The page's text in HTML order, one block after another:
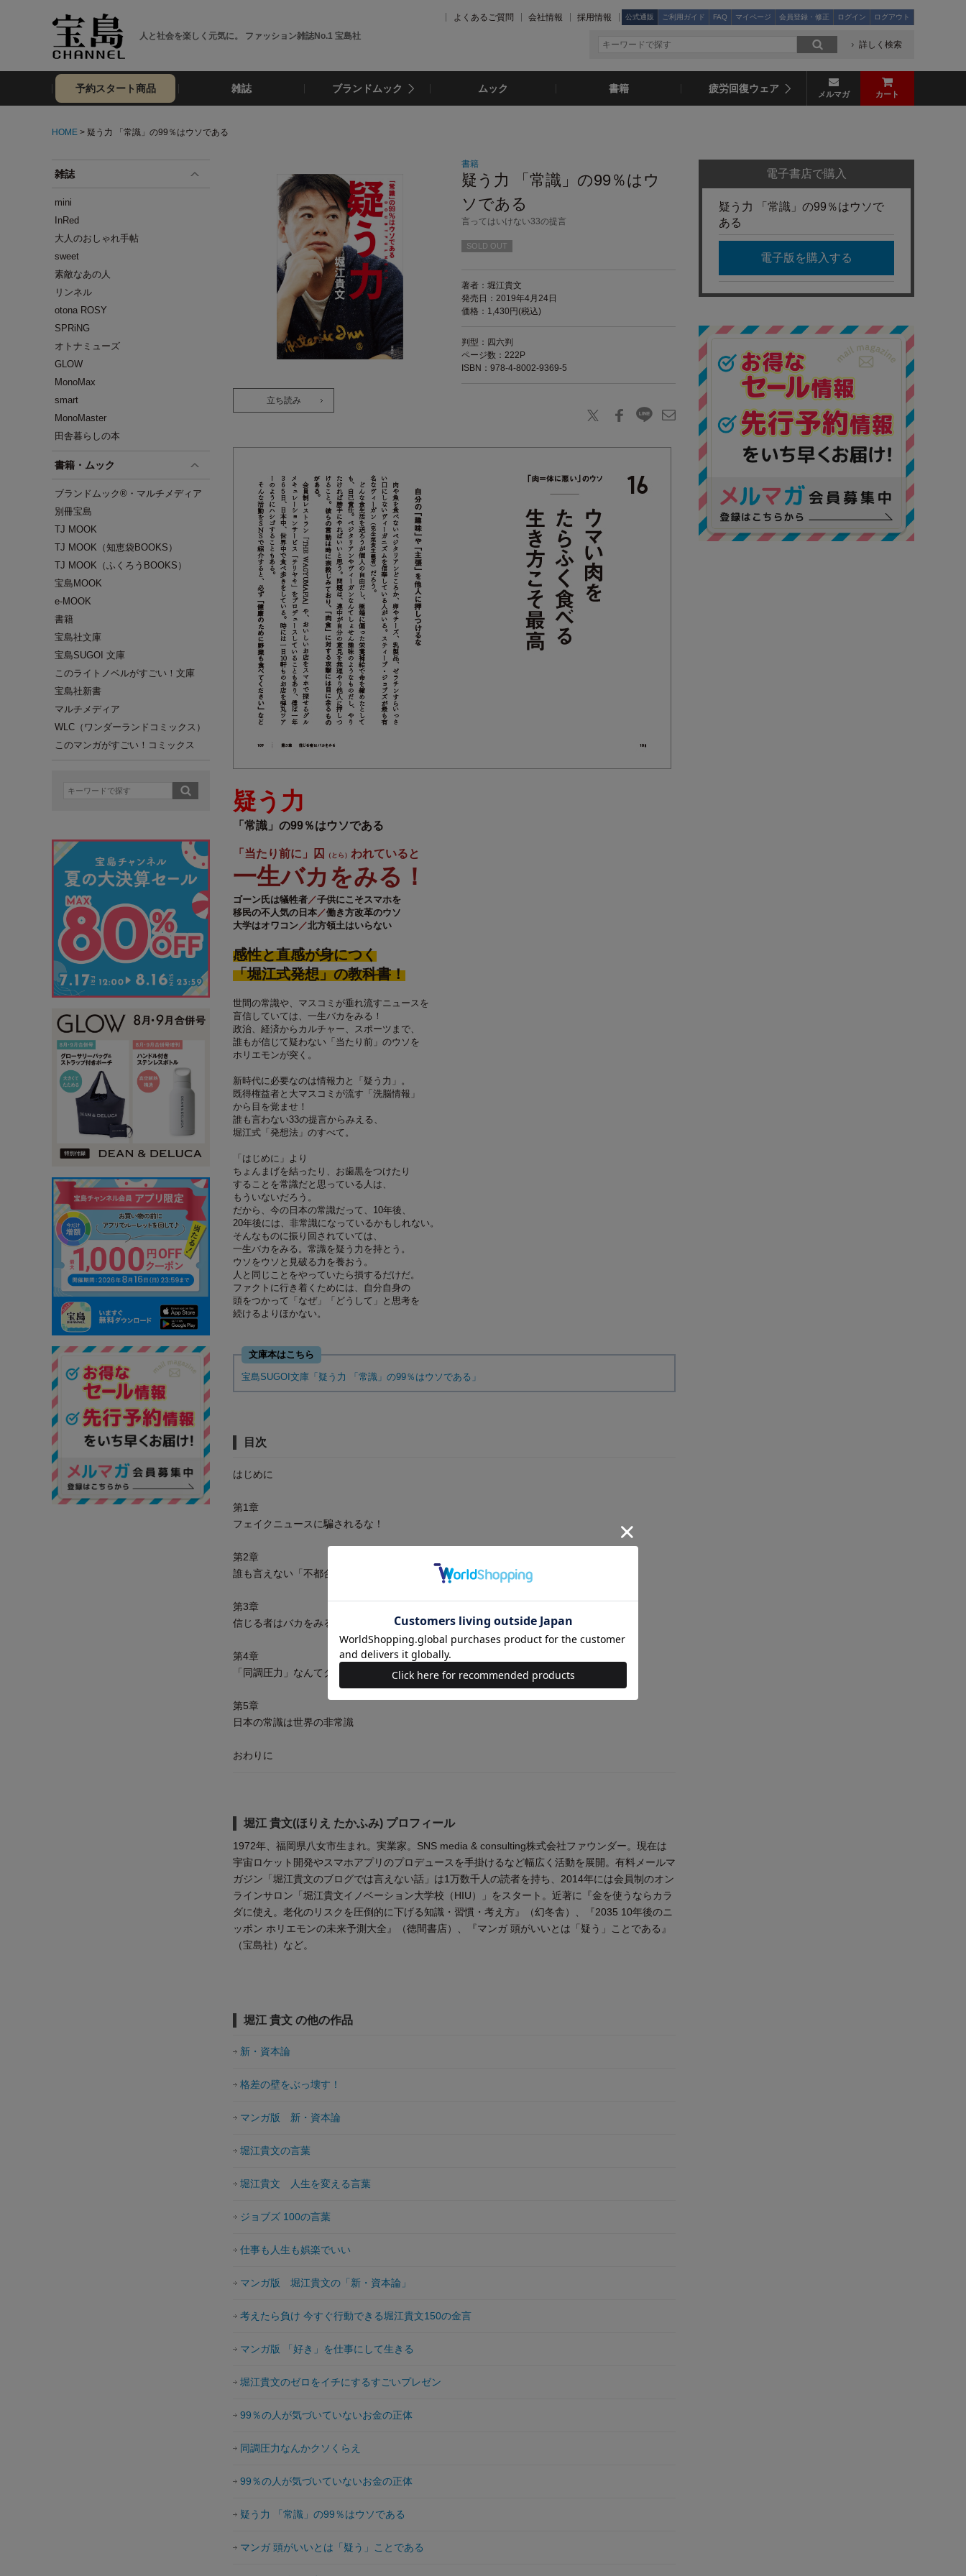
人と社会を楽しく元気に。 ファッション雑誌No.1 宝島社
よくあるご質問 会社情報 採用情報 公式通販 ご利用ガイド FAQ マイページ 会員登録・修正 ログイン ログアウト
詳しく検索
予約スタート商品 雑誌 ブランドムック ムック 書籍 疲労回復ウェア メルマガ カート
HOME > 疑う力 「常識」の99％はウソである
雑誌
mini
InRed
大人のおしゃれ手帖
sweet
素敵なあの人
リンネル
otona ROSY
SPRiNG
オトナミューズ
GLOW
MonoMax
smart
MonoMaster
田舎暮らしの本
書籍・ムック
ブランドムック®・マルチメディア
別冊宝島
TJ MOOK
TJ MOOK（知恵袋BOOKS）
TJ MOOK（ふくろうBOOKS）
宝島MOOK
e-MOOK
書籍
宝島社文庫
宝島SUGOI 文庫
このライトノベルがすごい！文庫
宝島社新書
マルチメディア
WLC（ワンダーランドコミックス）
このマンガがすごい！コミックス
立ち読み
書籍
疑う力 「常識」の99％はウ
ソである
言ってはいけない33の提言
SOLD OUT
著者：堀江貴文
発売日：2019年4月24日
価格：1,430円(税込)
判型：四六判
ページ数：222P
ISBN：978-4-8002-9369-5
疑う力
「常識」の99％はウソである
「当たり前に」囚 （とら） われていると
一生バカをみる！
ゴーン氏は犠牲者／子供にこそスマホを
移民の不人気の日本／働き方改革のウソ
大学はオワコン／北方領土はいらない
感性と直感が身につく
「堀江式発想」の教科書！
世間の常識や、マスコミが垂れ流すニュースを
盲信していては、一生バカをみる！
政治、経済からカルチャー、スポーツまで、
誰もが信じて疑わない「当たり前」のウソを
ホリエモンが突く。
新時代に必要なのは情報力と「疑う力」。
既得権益者と大マスコミが流す「洗脳情報」
から目を覚ませ！
誰も言わない33の提言からみえる、
堀江式「発想法」のすべて。
「はじめに」より
ちょんまげを結ったり、お歯黒をつけたり
することを常識だと思っている人は、
もういないだろう。
だから、今の日本の常識だって、10年後、
20年後には、非常識になっているかもしれない。
そんなものに振り回されていては、
一生バカをみる。常識を疑う力を持とう。
ウソをウソと見破る力を養おう。
人と同じことをやっていたら損するだけだ。
ファクトに行き着くためには、自分自身の
頭をつかって「なぜ」「どうして」と思考を
続けるよりほかない。
文庫本はこちら
宝島SUGOI文庫「疑う力 「常識」の99％はウソである」
目次
はじめに
第1章
フェイクニュースに騙されるな！
第2章
誰も言えない「不都合な真実」
第3章
信じる者はバカをみる
第4章
「同調圧力」なんてクソくらえ！
第5章
日本の常識は世界の非常識
おわりに
堀江 貴文(ほりえ たかふみ) プロフィール
1972年、福岡県八女市生まれ。実業家。SNS media & consulting株式会社ファウンダー。現在は
宇宙ロケット開発やスマホアプリのプロデュースを手掛けるなど幅広く活動を展開。有料メールマ
ガジン「堀江貴文のブログでは言えない話」は1万数千人の読者を持ち、2014年には会員制のオン
ラインサロン「堀江貴文イノベーション大学校（HIU）」をスタート。近著に『金を使うならカラ
ダに使え。老化のリスクを圧倒的に下げる知識・習慣・考え方』（幻冬舎）、『2035 10年後のニ
ッポン ホリエモンの未来予測大全』（徳間書店）、『マンガ 頭がいいとは「疑う」ことである』
（宝島社）など。
堀江 貴文 の他の作品
新・資本論
格差の壁をぶっ壊す！
マンガ版 新・資本論
堀江貴文の言葉
堀江貴文 人生を変える言葉
ジョブズ 100の言葉
仕事も人生も娯楽でいい
マンガ版 堀江貴文の「新・資本論」
考えたら負け 今すぐ行動できる堀江貴文150の金言
マンガ版 「好き」を仕事にして生きる
堀江貴文のゼロをイチにするすごいプレゼン
99％の人が気づいていないお金の正体
同調圧力なんかクソくらえ
99％の人が気づいていないお金の正体
疑う力 「常識」の99％はウソである
マンガ 頭がいいとは「疑う」ことである
電子書店で購入
疑う力 「常識」の99％はウソで
ある
電子版を購入する